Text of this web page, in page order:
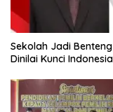
Sekolah Jadi
Dinilai Kunci